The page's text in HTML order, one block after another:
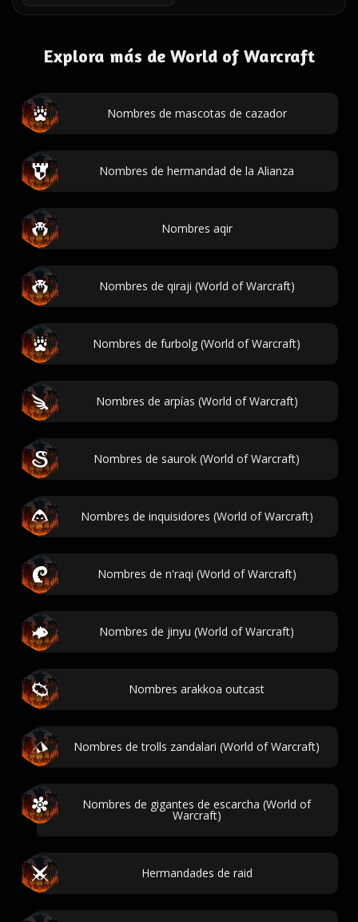
Explora más de World of Warcraft
Nombres de mascotas de cazador
Nombres de hermandad de la Alianza
Nombres aqir
Nombres de qiraji (World of Warcraft)
Nombres de furbolg (World of Warcraft)
Nombres de arpías (World of Warcraft)
Nombres de saurok (World of Warcraft)
Nombres de inquisidores (World of Warcraft)
Nombres de n'raqi (World of Warcraft)
Nombres de jinyu (World of Warcraft)
Nombres arakkoa outcast
Nombres de trolls zandalari (World of Warcraft)
Nombres de gigantes de escarcha (World of
Warcraft)
Hermandades de raid